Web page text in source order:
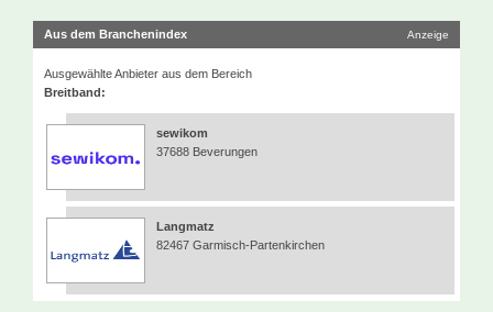
Aus dem Branchenindex Anzeige
Ausgewählte Anbieter aus dem Bereich
Breitband:
sewikom
37688 Beverungen
Langmatz
82467 Garmisch-Partenkirchen